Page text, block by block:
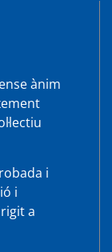
ànim
i
i
a